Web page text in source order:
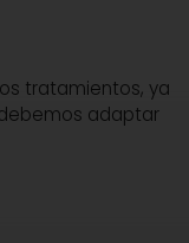
tratamientos, ya
adaptar